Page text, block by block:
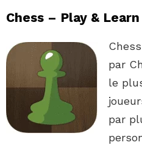
Chess – Play & Learn
par
le
par